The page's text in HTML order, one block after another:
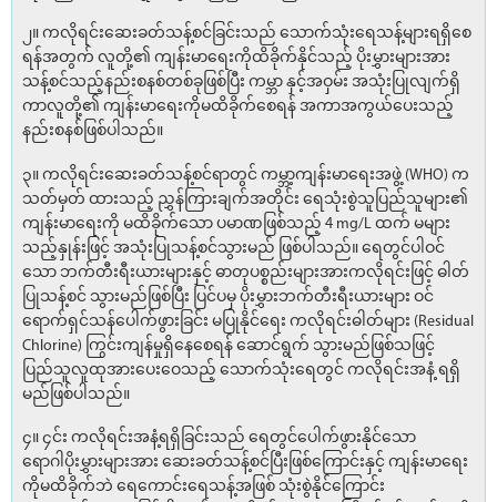
၂။ ကလိုရင်းဆေးခတ်သန့်စင်ခြင်းသည် သောက်သုံးရေသန့်များရရှိစေ
ရန်အတွက် လူတို့၏ ကျန်းမာရေးကိုထိခိုက်နိုင်သည့် ပိုးမွှားများအား
သန့်စင်သည့်နည်းစနစ်တစ်ခုဖြစ်ပြီး ကမ္ဘာ နှင့်အဝှမ်း အသုံးပြုလျက်ရှိ
ကာလူတို့၏ ကျန်းမာရေးကိုမထိခိုက်စေရန် အကာအကွယ်ပေးသည့်
နည်းစနစ်ဖြစ်ပါသည်။
၃။ ကလိုရင်းဆေးခတ်သန့်စင်ရာတွင် ကမ္ဘာ့ကျန်းမာရေးအဖွဲ့ (WHO) က
သတ်မှတ် ထားသည့် ညွှန်ကြားချက်အတိုင်း ရေသုံးစွဲသူပြည်သူများ၏
ကျန်းမာရေးကို မထိခိုက်သော ပမာဏဖြစ်သည့် 4 mg/L ထက် မများ
သည့်နှုန်းဖြင့် အသုံးပြုသန့်စင်သွားမည် ဖြစ်ပါသည်။ ရေတွင်ပါဝင်
သော ဘက်တီးရီးယားများနှင့် ဓာတုပစ္စည်းများအားကလိုရင်းဖြင့် ဓါတ်
ပြုသန့်စင် သွားမည်ဖြစ်ပြီး ပြင်ပမှ ပိုးမွှားဘက်တီးရီးယားများ ဝင်
ရောက်ရှင်သန်ပေါက်ဖွားခြင်း မပြုနိုင်ရေး ကလိုရင်းဓါတ်များ (Residual
Chlorine) ကြွင်းကျန်မှုရှိနေစေရန် ဆောင်ရွက် သွားမည်ဖြစ်သဖြင့်
ပြည်သူလူထုအားပေးဝေသည့် သောက်သုံးရေတွင် ကလိုရင်းအနံ့ ရရှိ
မည်ဖြစ်ပါသည်။
၄။ ၄င်း ကလိုရင်းအနံ့ရရှိခြင်းသည် ရေတွင်ပေါက်ဖွားနိုင်သော
ရောဂါပိုးမွှားများအား ဆေးခတ်သန့်စင်ပြီးဖြစ်ကြောင်းနှင့် ကျန်းမာရေး
ကိုမထိခိုက်ဘဲ ရေကောင်းရေသန့်အဖြစ် သုံးစွဲနိုင်ကြောင်း